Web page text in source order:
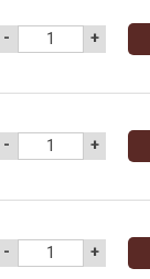
- +
- +
- +